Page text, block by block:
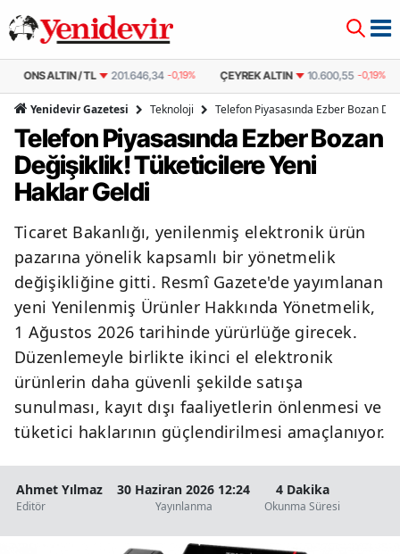
ONS ALTIN / TL 201.646,34 -0,19% ÇEYREK ALTIN 10.600,55 -0,19%
Yenidevir Gazetesi Teknoloji Telefon Piyasasında Ezber Bozan
Telefon Piyasasında Ezber Bozan
Değişiklik! Tüketicilere Yeni
Haklar Geldi
Ticaret Bakanlığı, yenilenmiş elektronik ürün
pazarına yönelik kapsamlı bir yönetmelik
değişikliğine gitti. Resmî Gazete'de yayımlanan
yeni Yenilenmiş Ürünler Hakkında Yönetmelik,
1 Ağustos 2026 tarihinde yürürlüğe girecek.
Düzenlemeyle birlikte ikinci el elektronik
ürünlerin daha güvenli şekilde satışa
sunulması, kayıt dışı faaliyetlerin önlenmesi ve
tüketici haklarının güçlendirilmesi amaçlanıyor.
Ahmet Yılmaz
Editör
30 Haziran 2026 12:24
Yayınlanma
4 Dakika
Okunma Süresi